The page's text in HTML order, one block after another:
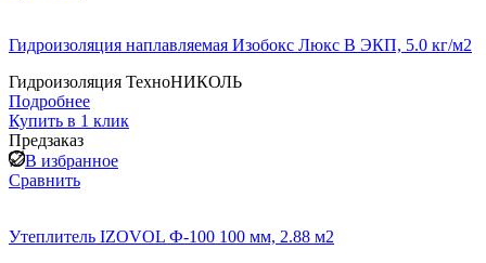
Гидроизоляция наплавляемая Изобокс Люкс B ЭКП, 5.0 кг/м2
Гидроизоляция ТехноНИКОЛЬ
Подробнее
Купить в 1 клик
Предзаказ
В избранное
Сравнить
Утеплитель IZOVOL Ф-100 100 мм, 2.88 м2